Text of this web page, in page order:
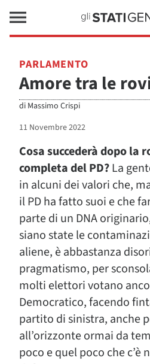
PARLAMENTO
Amore tra le
di Massimo Crispi
11 Novembre 2022
Cosa succederà dopo la
completa del PD?La
in alcuni dei valori che,
il PD ha fatto suoi e che
parte di un DNA
siano state le
aliene, è abbastanza
pragmatismo, per
molti elettori votano
Democratico, facendo
partito di sinistra, anche
all’orizzonte ormai da
poco e quel poco che c’è